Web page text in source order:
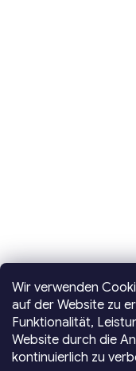
Wir verwenden
auf der Website zu
Funktionalität,
Website durch die
kontinuierlich zu